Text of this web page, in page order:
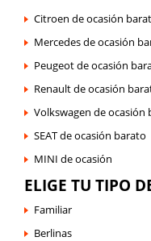
Citroen de ocasión
Mercedes de ocasión
Peugeot de ocasión
Renault de ocasión
Volkswagen de ocasión
SEAT de ocasión barato
MINI de ocasión
ELIGE TU TIPO
Familiar
Berlinas